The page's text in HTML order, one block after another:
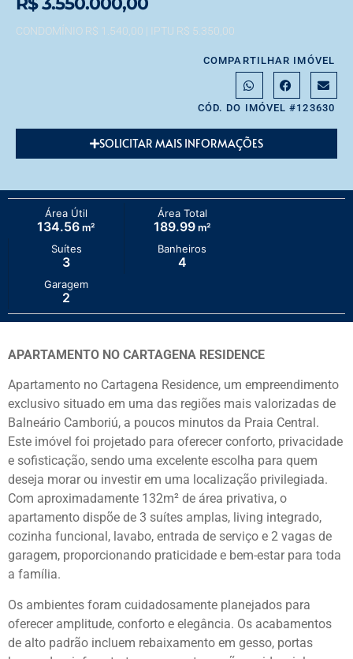
CONDOMÍNIO R$ 1.540,00 | IPTU R$ 5.350,00
COMPARTILHAR IMÓVEL
CÓD. DO IMÓVEL #123630
SOLICITAR MAIS INFORMAÇÕES
Área Útil
134.56 m²
Área Total
189.99 m²
Suítes
3
Banheiros
4
Garagem
2
APARTAMENTO NO CARTAGENA RESIDENCE
Apartamento no Cartagena Residence, um empreendimento
exclusivo situado em uma das regiões mais valorizadas de
Balneário Camboriú, a poucos minutos da Praia Central.
Este imóvel foi projetado para oferecer conforto, privacidade
e sofisticação, sendo uma excelente escolha para quem
deseja morar ou investir em uma localização privilegiada.
Com aproximadamente 132m² de área privativa, o
apartamento dispõe de 3 suítes amplas, living integrado,
cozinha funcional, lavabo, entrada de serviço e 2 vagas de
garagem, proporcionando praticidade e bem-estar para toda
a família.
Os ambientes foram cuidadosamente planejados para
oferecer amplitude, conforto e elegância. Os acabamentos
de alto padrão incluem rebaixamento em gesso, portas